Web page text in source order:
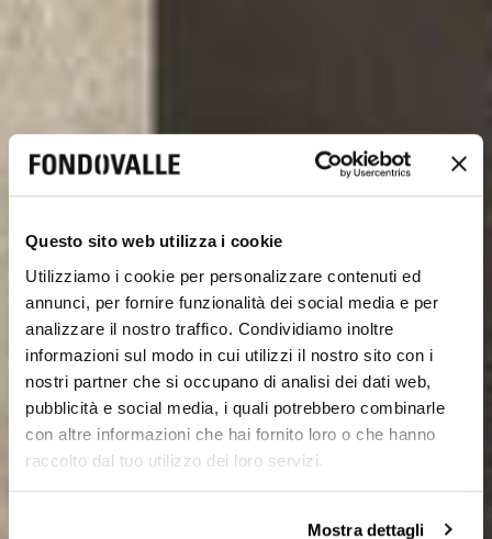
Questo sito web utilizza i cookie
Utilizziamo i cookie per personalizzare contenuti ed
annunci, per fornire funzionalità dei social media e per
analizzare il nostro traffico. Condividiamo inoltre
informazioni sul modo in cui utilizzi il nostro sito con i
nostri partner che si occupano di analisi dei dati web,
pubblicità e social media, i quali potrebbero combinarle
con altre informazioni che hai fornito loro o che hanno
raccolto dal tuo utilizzo dei loro servizi.
Mostra dettagli